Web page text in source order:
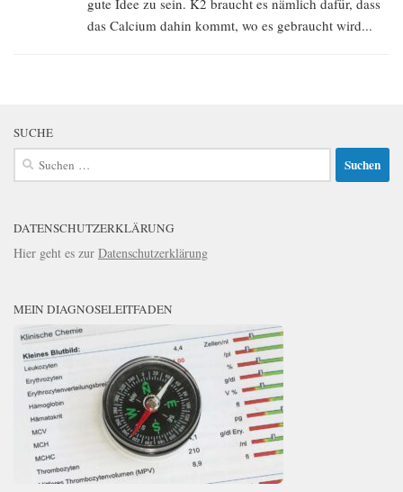
gute Idee zu sein. K2 braucht es nämlich dafür, dass
das Calcium dahin kommt, wo es gebraucht wird...
SUCHE
Suchen
nach:
DATENSCHUTZERKLÄRUNG
Hier geht es zur Datenschutzerklärung
MEIN DIAGNOSELEITFADEN